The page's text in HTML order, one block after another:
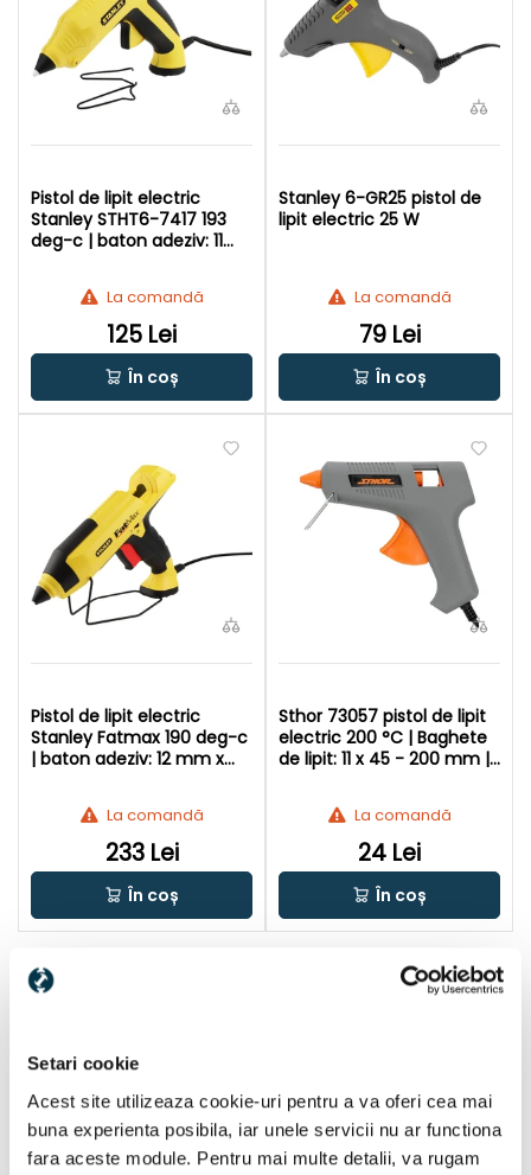
Setari cookie
Acest site utilizeaza cookie-uri pentru a va oferi cea mai
buna experienta posibila, iar unele servicii nu ar functiona
fara aceste module. Pentru mai multe detalii, va rugam
Pistol de lipit electric
Stanley STHT6-7417 193
deg-c | baton adeziv: 11
La comandă
125 Lei
În coș
Stanley 6-GR25 pistol de
lipit electric 25 W
La comandă
79 Lei
În coș
Pistol de lipit electric
Stanley Fatmax 190 deg-c
| baton adeziv: 12 mm x
La comandă
233 Lei
În coș
Sthor 73057 pistol de lipit
electric 200 °C | Baghete
de lipit: 11 x 45 - 200 mm |
La comandă
24 Lei
În coș
Produse populare